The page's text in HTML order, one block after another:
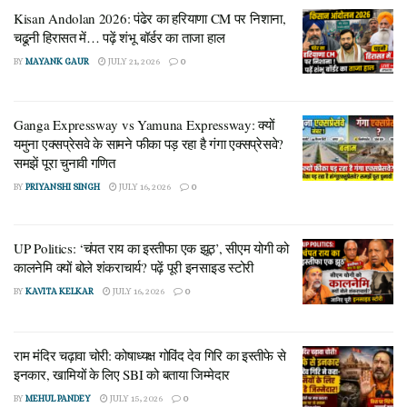
राजनीति को समझने वाले लोग इसे सिर्फ एक धार्मिक आयोजन नहीं मान रहे
हैं। इसे सीधे तौर पर बीजेपी के साथ ब्राह्मणों को मजबूती से जोड़ने
(लामबंदी) की एक बड़ी कोशिश के रूप में देखा जा रहा है। चर्चा यह है कि
सरकार से ब्राह्मण समाज की जो थोड़ी-बहुत नाराजगी है उसे दूर करना।
और दूसरा, खुद को पार्टी के अंदर एक बड़े और मजबूत ‘ब्राह्मण चेहरे’ के तौर
पर स्थापित करना।
वजह)
शायद आप सोचें कि आखिर ब्राह्मण बीजेपी से नाराज क्यों होंगे? दरअसल,
पिछले कई महीनों से कुछ ऐसी घटनाएं हुई हैं, जिन्होंने इस चर्चा को हवा दी है।
हाल ही के दिनों में कुछ ऐसे मुद्दे सामने आए जिन्होंने सवर्ण और विशेषकर
Kisan Andolan 2026: पंढेर का हरियाणा CM पर निशाना,
चढूनी हिरासत में… पढ़ें शंभू बॉर्डर का ताजा हाल
BYMAYANK GAUR JULY 21, 2026 0
Ganga Expressway vs Yamuna Expressway: क्यों
यमुना एक्सप्रेसवे के सामने फीका पड़ रहा है गंगा एक्सप्रेसवे?
समझें पूरा चुनावी गणित
BYPRIYANSHI SINGH JULY 16, 2026 0
UP Politics: ‘चंपत राय का इस्तीफा एक झूठ’, सीएम योगी को
कालनेमि क्यों बोले शंकराचार्य? पढ़ें पूरी इनसाइड स्टोरी
BYKAVITA KELKAR JULY 16, 2026 0
राम मंदिर चढ़ावा चोरी: कोषाध्यक्ष गोविंद देव गिरि का इस्तीफे से
इनकार, खामियों के लिए SBI को बताया जिम्मेदार
BYMEHUL PANDEY JULY 15, 2026 0